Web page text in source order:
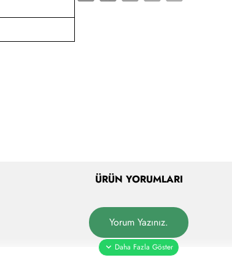
Hafıza (Bellek):8 MB SDRAM; 4 MB
ÜRÜN YORUMLARI
Yorum Yazınız.